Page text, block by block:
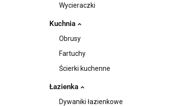
Wycieraczki
Kuchnia
Obrusy
Fartuchy
Ścierki kuchenne
Łazienka
Dywaniki łazienkowe